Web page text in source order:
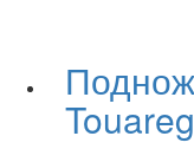
Touareg